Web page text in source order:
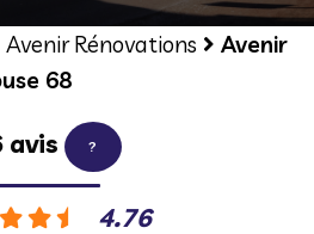
Avenir Rénovations
Avenir
68
avis ?
4.76